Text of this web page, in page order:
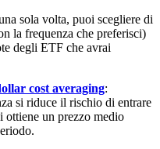
sola volta, puoi scegliere di
la frequenza che preferisci)
degli ETF che avrai
cost averaging:
si riduce il rischio di entrare
ottiene un prezzo medio